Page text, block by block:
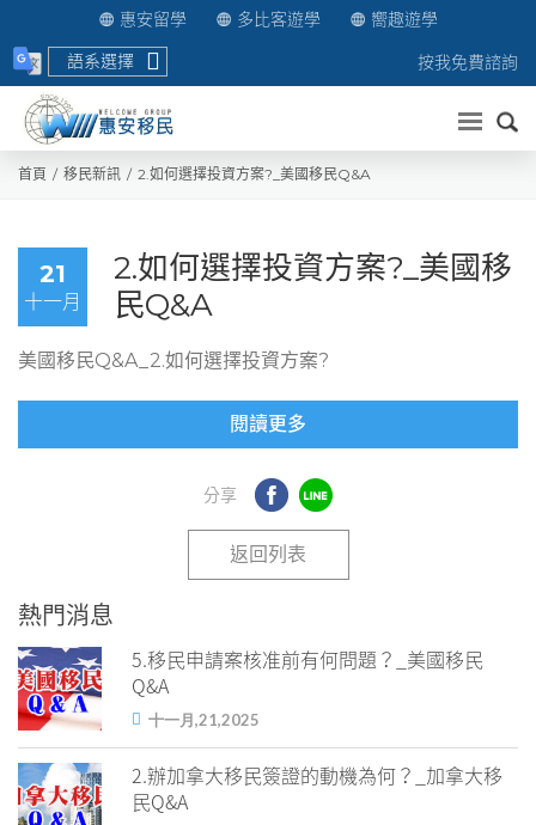
惠安留學 多比客遊學
嚮趣遊學
語系選擇
按我免費諮詢
送出
首頁 移民新訊 2.如何選擇投資方案?_美國移民Q&A
21
十一月
2.如何選擇投資方案?_美國移
民Q&A
美國移民Q&A_2.如何選擇投資方案?
閱讀更多
返回列表
熱門消息
5.移民申請案核准前有何問題？_美國移民
Q&A
十一月,21,2025
2.辦加拿大移民簽證的動機為何？_加拿大移
民Q&A